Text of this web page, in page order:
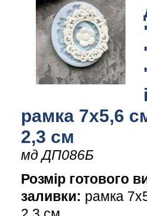
рамка 7х5,6
2,3 см
мд ДП086Б
Розмір готового
заливки: рамка